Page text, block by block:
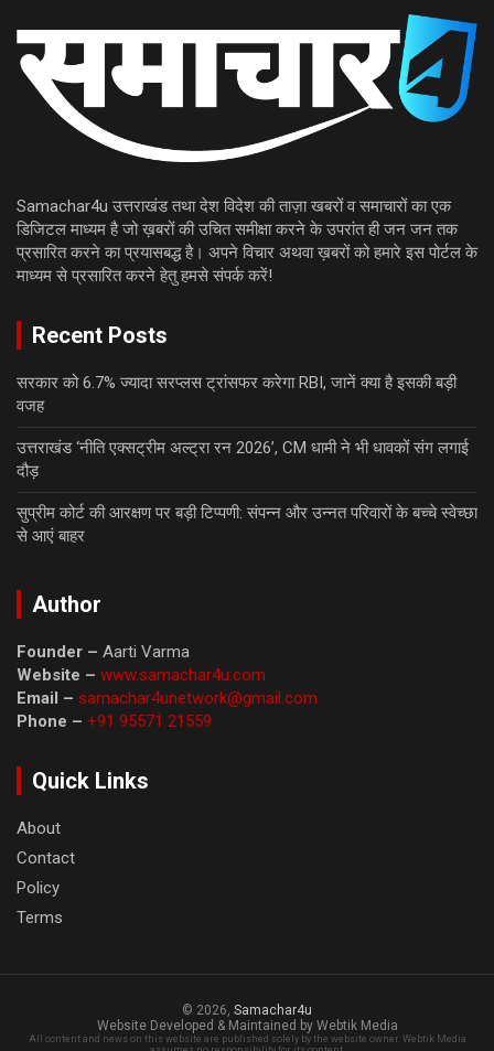
Samachar4u उत्तराखंड तथा देश विदेश की ताज़ा खबरों व समाचारों का एक
डिजिटल माध्यम है जो ख़बरों की उचित समीक्षा करने के उपरांत ही जन जन तक
प्रसारित करने का प्रयासबद्ध है। अपने विचार अथवा ख़बरों को हमारे इस पोर्टल के
माध्यम से प्रसारित करने हेतु हमसे संपर्क करें!
Recent Posts
सरकार को 6.7% ज्यादा सरप्लस ट्रांसफर करेगा RBI, जानें क्या है इसकी बड़ी
वजह
उत्तराखंड ‘नीति एक्सट्रीम अल्ट्रा रन 2026’, CM धामी ने भी धावकों संग लगाई
दौड़
सुप्रीम कोर्ट की आरक्षण पर बड़ी टिप्पणी: संपन्न और उन्नत परिवारों के बच्चे स्वेच्छा
से आएं बाहर
Author
Founder – Aarti Varma
Website – www.samachar4u.com
Email – samachar4unetwork@gmail.com
Phone – +91 95571 21559
Quick Links
About
Contact
Policy
Terms
© 2026, Samachar4u
Website Developed & Maintained by Webtik Media
All content and news on this website are published solely by the website owner. Webtik Media